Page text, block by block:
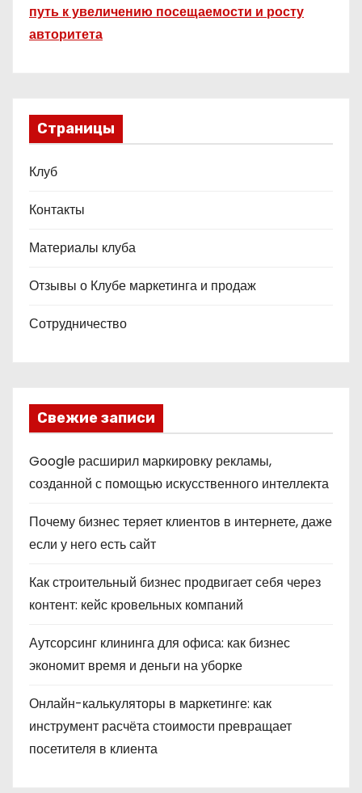
путь к увеличению посещаемости и росту
авторитета
Страницы
Клуб
Контакты
Материалы клуба
Отзывы о Клубе маркетинга и продаж
Сотрудничество
Свежие записи
Google расширил маркировку рекламы,
созданной с помощью искусственного интеллекта
Почему бизнес теряет клиентов в интернете, даже
если у него есть сайт
Как строительный бизнес продвигает себя через
контент: кейс кровельных компаний
Аутсорсинг клининга для офиса: как бизнес
экономит время и деньги на уборке
Онлайн-калькуляторы в маркетинге: как
инструмент расчёта стоимости превращает
посетителя в клиента